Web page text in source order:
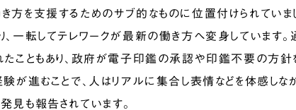
方を支援するためのサブ的なものに位置付けられていま
、一転してテレワークが最新の働き方へ変身しています
たこともあり、政府が電子印鑑の承認や印鑑不要の方針
験が進むことで、人はリアルに集合し表情などを体感しな
見も報告されています。